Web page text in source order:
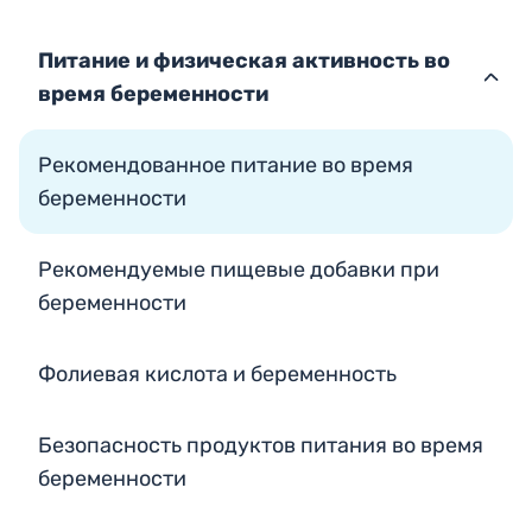
Питание и физическая активность во
время беременности
Рекомендованное питание во время
беременности
Рекомендуемые пищевые добавки при
беременности
Фолиевая кислота и беременность
Безопасность продуктов питания во время
беременности
центр Министерства
здравоохранения на
время войны
ЭфшариБари - все о
здоровье (иврит)
мед. правах (иврит)
Консультативный
здравоохранения
(иврит)
Правила пользования сайтом Доступность
Подписаться